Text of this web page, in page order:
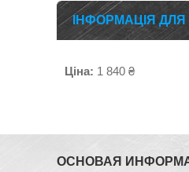
ІНФОРМАЦІЯ
Ціна: 1 840 ₴
ОСНОВАЯ